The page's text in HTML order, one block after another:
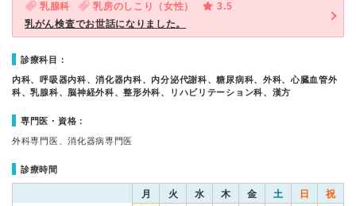
乳腺科 乳房のしこり（女性）
3.5
乳がん検査でお世話になりました。
診療科目：
内科、呼吸器内科、消化器内科、内分泌代謝科、糖尿病科、外科、心臓血管外
科、乳腺科、脳神経外科、整形外科、リハビリテーション科、漢方
専門医・資格：
外科専門医、消化器病専門医
診療時間
月 火 水 木 金 土 日 祝